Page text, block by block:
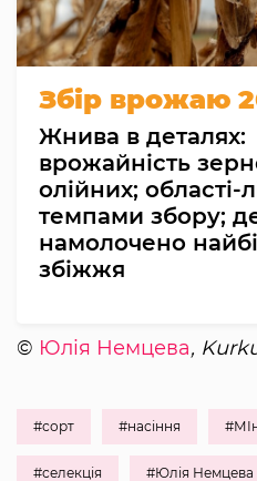
Збір врожаю
Жнива в деталях:
врожайність
олійних; області-
темпами збору;
намолочено
збіжжя
© Юлія Немцева,
#сорт #насіння
#селекція #Юлія Немцева